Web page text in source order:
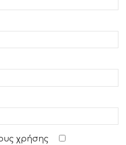
χρήσης